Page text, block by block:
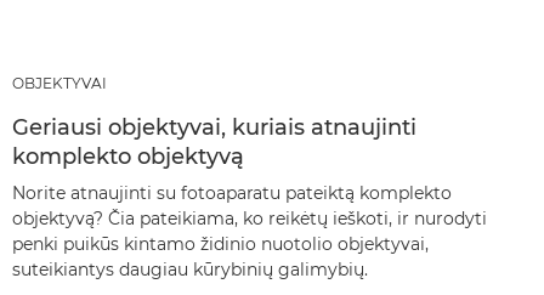
OBJEKTYVAI
Geriausi objektyvai, kuriais atnaujinti
komplekto objektyvą
Norite atnaujinti su fotoaparatu pateiktą komplekto
objektyvą? Čia pateikiama, ko reikėtų ieškoti, ir nurodyti
penki puikūs kintamo židinio nuotolio objektyvai,
suteikiantys daugiau kūrybinių galimybių.